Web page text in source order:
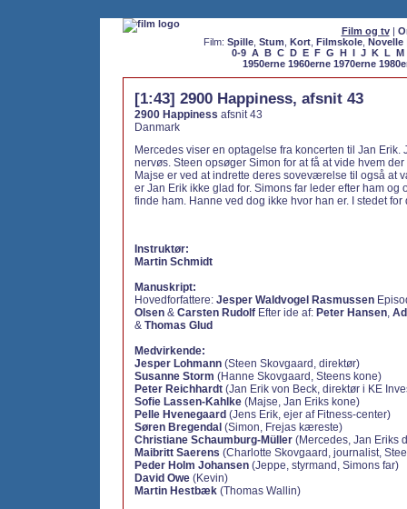
Film og tv|
Film: Spille, Stum Kort, Filmskole, Novelle
0-9 A B C D E F G H I J K L M
1950erne 1960erne 1970erne
[1:43] 2900 Happiness, afsnit 43
2900 Happiness afsnit 43
Danmark
Mercedes viser en optagelse fra koncerten til Jan Erik.
nervøs. Steen opsøger Simon for at få at vide hvem
Majse er ved at indrette deres soveværelse til også at
er Jan Erik ikke glad for. Simons far leder efter ham og
finde ham. Hanne ved dog ikke hvor han er. I stedet
Instruktør:
Martin Schmidt
Manuskript:
Hovedforfattere: Jesper Waldvogel Rasmussen
Olsen & Carsten Rudolf Efter ide af: Peter Hansen,
& Thomas Glud
Medvirkende:
Jesper Lohmann (Steen Skovgaard, direktør)
Susanne Storm (Hanne Skovgaard, Steens kone)
Peter Reichhardt (Jan Erik von Beck, direktør i KE
Sofie Lassen-Kahlke (Majse, Jan Eriks kone)
Pelle Hvenegaard (Jens Erik, ejer af Fitness-center)
Søren Bregendal (Simon, Frejas kæreste)
Christiane Schaumburg-Müller (Mercedes, Jan Eriks
Maibritt Saerens (Charlotte Skovgaard, journalist,
Peder Holm Johansen (Jeppe, styrmand, Simons far)
David Owe (Kevin)
Martin Hestbæk (Thomas Wallin)